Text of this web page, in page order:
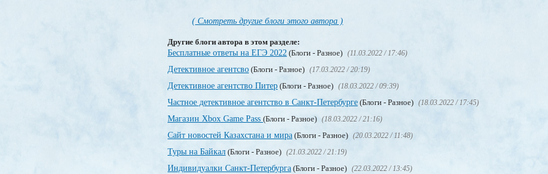
( Смотреть другие блоги этого автора )
Другие блоги автора в этом разделе:
Бесплатные ответы на ЕГЭ 2022 (Блоги - Разное) (11.03.2022 / 17:46)
Детективное агентсво (Блоги - Разное) (17.03.2022 / 20:19)
Детективное агентство Питер (Блоги - Разное) (18.03.2022 / 09:39)
Частное детективное агентство в Санкт-Петербурге (Блоги - Разное) (18.03.2022 / 17:45)
Магазин Xbox Game Pass (Блоги - Разное) (18.03.2022 / 21:16)
Сайт новостей Казахстана и мира (Блоги - Разное) (20.03.2022 / 11:48)
Туры на Байкал (Блоги - Разное) (21.03.2022 / 21:19)
Индивидуалки Санкт-Петербурга (Блоги - Разное) (22.03.2022 / 13:45)